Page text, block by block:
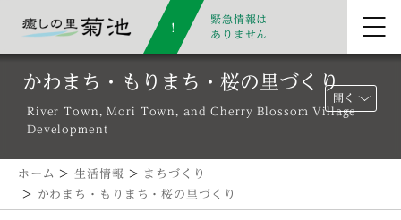
緊急情報は
ありません
かわまち・もりまち・桜の里づくり
River Town, Mori Town, and Cherry Blossom Village
Development
開く
ホーム >生活情報 >
まちづくり
>
かわまち・もりまち・桜の里づくり